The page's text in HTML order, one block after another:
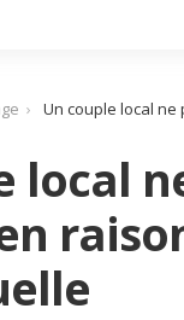
Un couple local ne
local